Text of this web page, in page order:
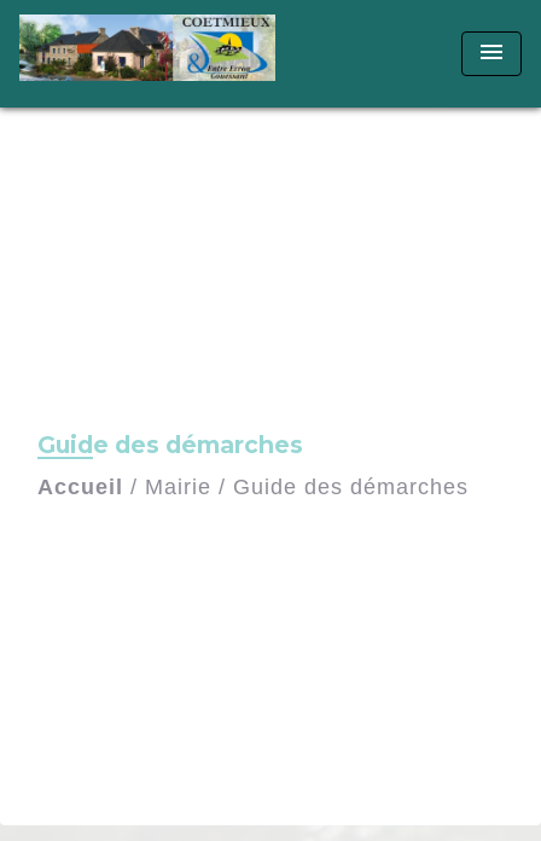
menu
Guide des démarches
Accueil / Mairie / Guide des démarches